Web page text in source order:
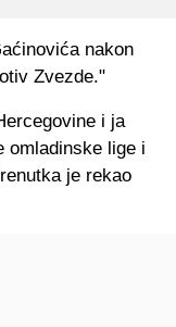
nakon
Zvezde."
i ja
omladinske lige i
je rekao